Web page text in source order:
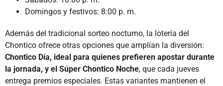
Domingos y festivos: 8:00 p. m.
Además del tradicional sorteo nocturno, la lotería del
Chontico ofrece otras opciones que amplían la diversión:
Chontico Día, ideal para quienes prefieren apostar durante
la jornada, y el Súper Chontico Noche, que cada jueves
entrega premios especiales. Estas variantes mantienen el